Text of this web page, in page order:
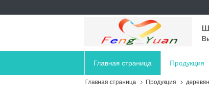
Главная страница Продукция
Главная страница Продукция